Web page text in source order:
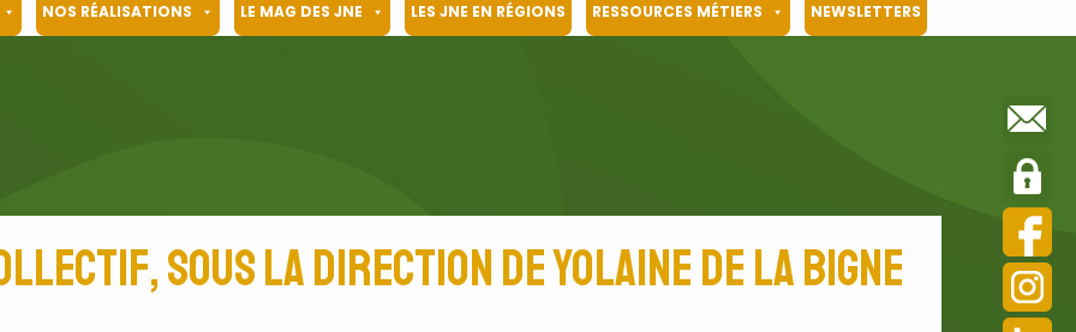
NOS RÉALISATIONS LE MAG DES JNE LES JNE EN RÉGIONS RESSOURCES MÉTIERS NEWSLETTERS
sous la direction de Yolaine de La Bigne